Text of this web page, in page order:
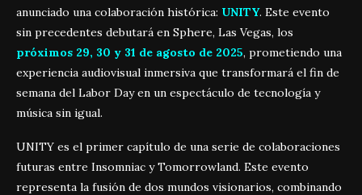
anunciado una colaboración histórica: UNITY. Este evento
sin precedentes debutará en Sphere, Las Vegas, los
próximos 29, 30 y 31 de agosto de 2025, prometiendo una
experiencia audiovisual inmersiva que transformará el fin de
semana del Labor Day en un espectáculo de tecnología y
música sin igual.
UNITY es el primer capítulo de una serie de colaboraciones
futuras entre Insomniac y Tomorrowland. Este evento
representa la fusión de dos mundos visionarios, combinando